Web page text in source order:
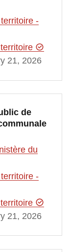
-
21, 2026
de
du
-
21, 2026